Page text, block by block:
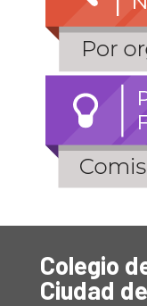
Colegio
Ciudad